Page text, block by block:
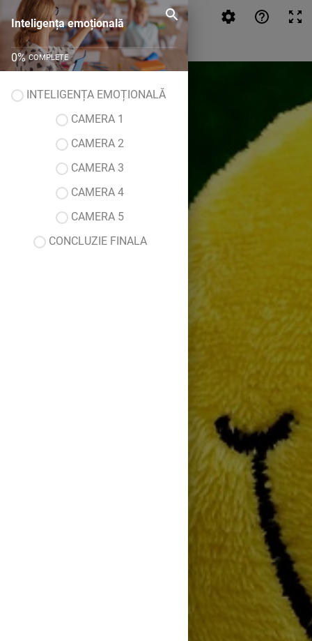
Inteligența emoțională
0%COMPLETE
INTELIGENȚA EMOȚIONALĂ
CAMERA 1
CAMERA 2
CAMERA 3
CAMERA 4
CAMERA 5
CONCLUZIE FINALA
Inteligența emoțională